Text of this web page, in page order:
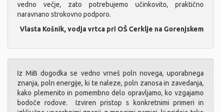
vedno večje, zato potrebujemo učinkovito, praktično
naravnano strokovno podporo.
Vlasta Košnik, vodja vrtca pri OŠ Cerklje na Gorenjskem
Iz MiB dogodka se vedno vrneš poln novega, uporabnega
znanja, poln energije, ki te naleze, poln zanosa in zavedanja,
kako plemenito in pomembno delo opravljamo, ko vzgajamo
bodoče rodove. Izviren pristop s konkretnimi primeri in